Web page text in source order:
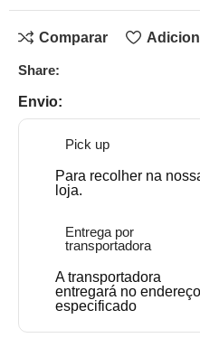
Comparar
Share:
Envio:
Pick up
Para recolher na
loja.
Entrega por
transportadora
A transportadora
entregará no endereço
especificado